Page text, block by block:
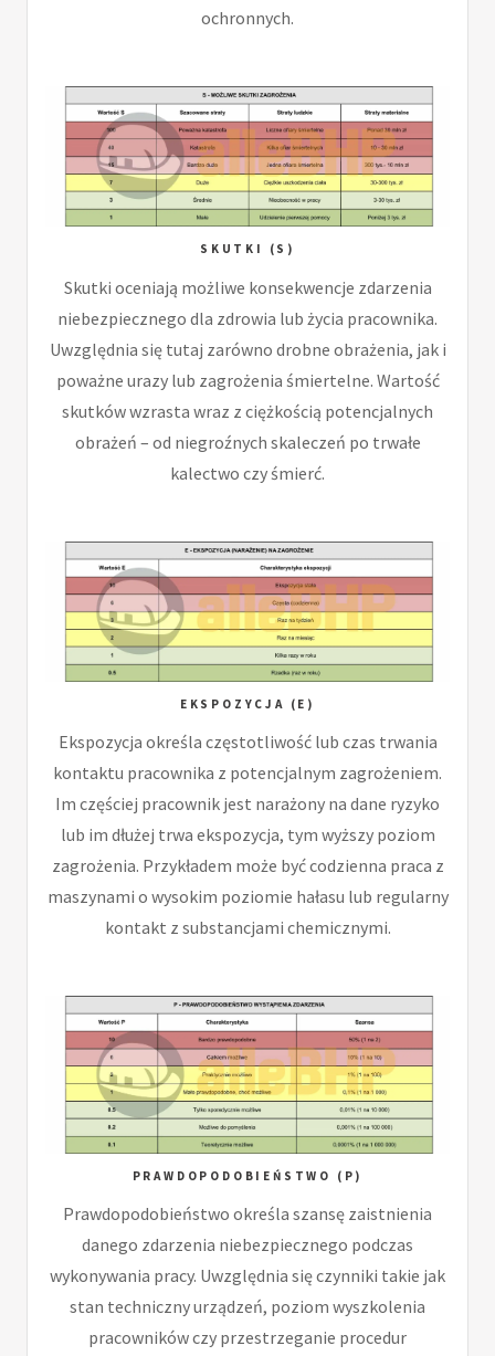
ochronnych.
SKUTKI (S)
Skutki oceniają możliwe konsekwencje zdarzenia
niebezpiecznego dla zdrowia lub życia pracownika.
Uwzględnia się tutaj zarówno drobne obrażenia, jak i
poważne urazy lub zagrożenia śmiertelne. Wartość
skutków wzrasta wraz z ciężkością potencjalnych
obrażeń – od niegroźnych skaleczeń po trwałe
kalectwo czy śmierć.
EKSPOZYCJA (E)
Ekspozycja określa częstotliwość lub czas trwania
kontaktu pracownika z potencjalnym zagrożeniem.
Im częściej pracownik jest narażony na dane ryzyko
lub im dłużej trwa ekspozycja, tym wyższy poziom
zagrożenia. Przykładem może być codzienna praca z
maszynami o wysokim poziomie hałasu lub regularny
kontakt z substancjami chemicznymi.
PRAWDOPODOBIEŃSTWO (P)
Prawdopodobieństwo określa szansę zaistnienia
danego zdarzenia niebezpiecznego podczas
wykonywania pracy. Uwzględnia się czynniki takie jak
stan techniczny urządzeń, poziom wyszkolenia
pracowników czy przestrzeganie procedur